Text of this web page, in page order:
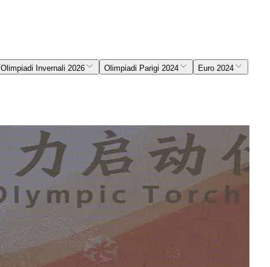
Olimpiadi Invernali 2026 Olimpiadi Parigi 2024 Euro 2024